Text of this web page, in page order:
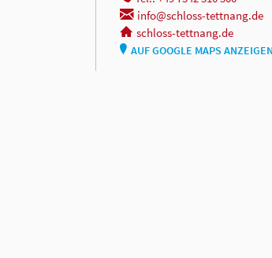
info@schloss-tettnang.de
schloss-tettnang.de
AUF GOOGLE MAPS